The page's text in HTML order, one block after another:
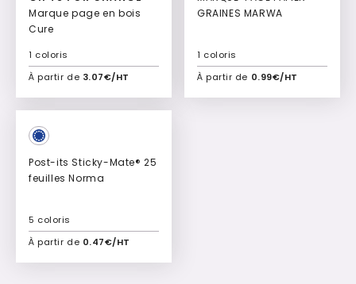
Marque page en bois
Cure
À partir de 3.07€/HT
1 coloris
Ajouter à mon devis
GRAINES MARWA
À partir de 0.99€/HT
1 coloris
Ajouter à mon devis
Post-its Sticky-Mate® 25
feuilles Norma
À partir de 0.47€/HT
5 coloris
Ajouter à mon devis